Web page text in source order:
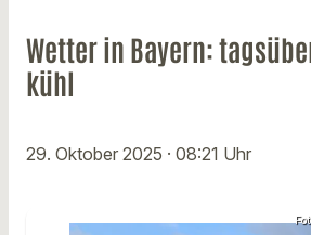
Wetter in Bayern:
kühl
29. Oktober 2025 · 08:21 Uhr